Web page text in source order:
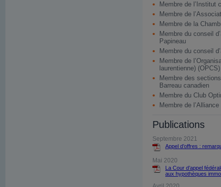
Membre de l’Institut
Membre de
Membre de la
Membre du conseil
Papineau
Membre du conseil
Membre de
laurentienne) (OPCS)
Membre des
Barreau canadien
Membre du Club
Membre de
Publications
Septembre 2021
Appel d’offres :
Mai 2020
La Cour d’appel
aux hypothèques